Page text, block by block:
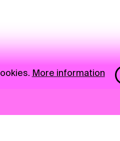
More information